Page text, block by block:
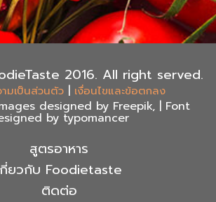
2016. All right served.
มเป็นส่วนตัว | เงื่อนไขและข้อตกลง
designed by Freepik, | Font
by typomancer
สูตรอาหาร
กี่ยวกับ Foodietaste
ติดต่อ